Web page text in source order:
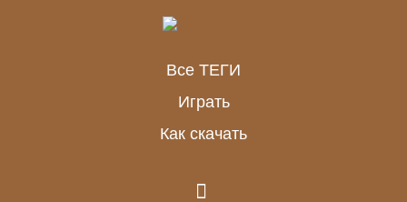
Все ТЕГИ
Играть
Как скачать